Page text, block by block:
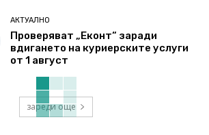
АКТУАЛНО
Проверяват „Еконт“ заради
вдигането на куриерските услуги
от 1 август
зареди още